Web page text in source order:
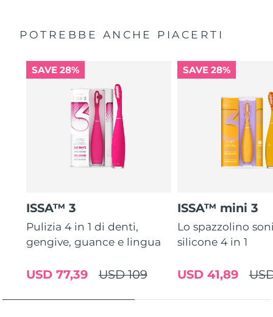
POTREBBE ANCHE PIACERTI
SAVE 28%
ISSA™ 3
Pulizia 4 in 1 di denti,
gengive, guance e lingua
USD 109
USD 77,39
SAVE 28%
ISSA™ mini 3
Lo spazzolino
silicone 4 in 1
USD 41,89